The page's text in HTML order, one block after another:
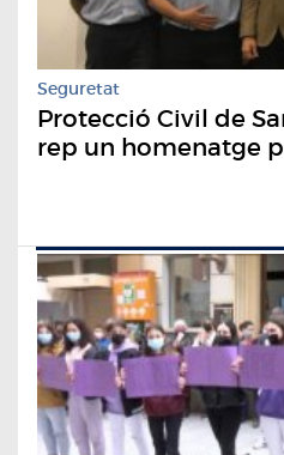
Seguretat
Protecció Civil de
rep un homenatge